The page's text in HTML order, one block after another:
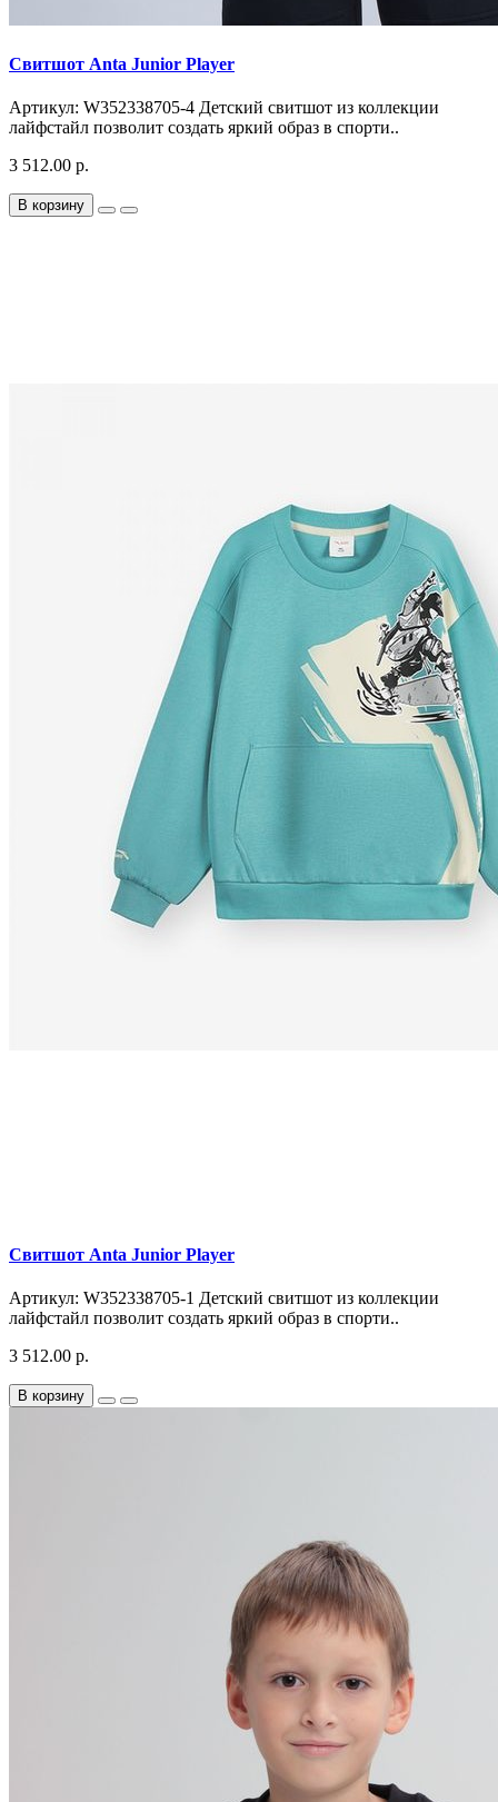
Свитшот Anta Junior Player
Артикул: W352338705-4 Детский свитшот из коллекции
лайфстайл позволит создать яркий образ в спорти..
3 512.00 р.
В корзину
Свитшот Anta Junior Player
Артикул: W352338705-1 Детский свитшот из коллекции
лайфстайл позволит создать яркий образ в спорти..
3 512.00 р.
В корзину